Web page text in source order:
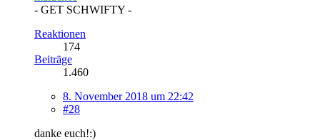
- GET SCHWIFTY -
Reaktionen
174
Beiträge
1.460
8. November 2018 um 22:42
#28
danke euch!:)